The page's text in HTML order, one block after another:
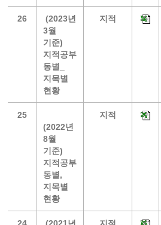
26
(2023년
3월
기준)
지적공부
동별_
지목별
현황
지적
25
(2022년
8월
기준)
지적공부
동별,
지목별
현황
지적